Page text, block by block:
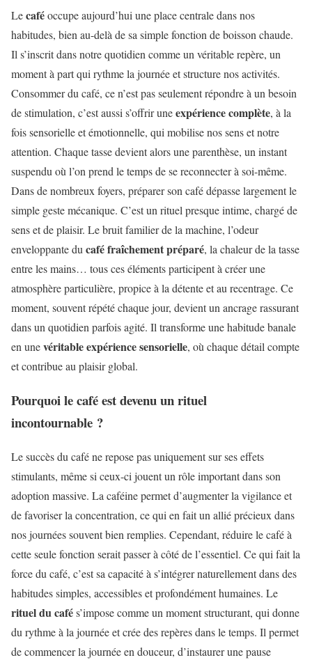
Lecaféoccupe aujourd’hui une place centrale dans nos
habitudes, bien au-delà de sa simple fonction de boisson chaude.
Il s’inscrit dans notre quotidien comme un véritable repère, un
moment à part qui rythme la journée et structure nos activités.
Consommer du café, ce n’est pas seulement répondre à un besoin
de stimulation, c’est aussi s’offrir uneexpérience complète, à la
fois sensorielle et émotionnelle, qui mobilise nos sens et notre
attention. Chaque tasse devient alors une parenthèse, un instant
suspendu où l’on prend le temps de se reconnecter à soi-même.
Dans de nombreux foyers, préparer son café dépasse largement le
simple geste mécanique. C’est un rituel presque intime, chargé de
sens et de plaisir. Le bruit familier de la machine, l’odeur
enveloppante ducafé fraîchement préparé, la chaleur de la tasse
entre les mains… tous ces éléments participent à créer une
atmosphère particulière, propice à la détente et au recentrage. Ce
moment, souvent répété chaque jour, devient un ancrage rassurant
dans un quotidien parfois agité. Il transforme une habitude banale
en unevéritable expérience sensorielle, où chaque détail compte
et contribue au plaisir global.
Pourquoi le café est devenu un rituel
incontournable ?
Le succès du café ne repose pas uniquement sur ses effets
stimulants, même si ceux-ci jouent un rôle important dans son
adoption massive. La caféine permet d’augmenter la vigilance et
de favoriser la concentration, ce qui en fait un allié précieux dans
nos journées souvent bien remplies. Cependant, réduire le café à
cette seule fonction serait passer à côté de l’essentiel. Ce qui fait la
force du café, c’est sa capacité à s’intégrer naturellement dans des
habitudes simples, accessibles et profondément humaines. Le
rituel du cafés’impose comme un moment structurant, qui donne
du rythme à la journée et crée des repères dans le temps. Il permet
de commencer la journée en douceur, d’instaurer une pause